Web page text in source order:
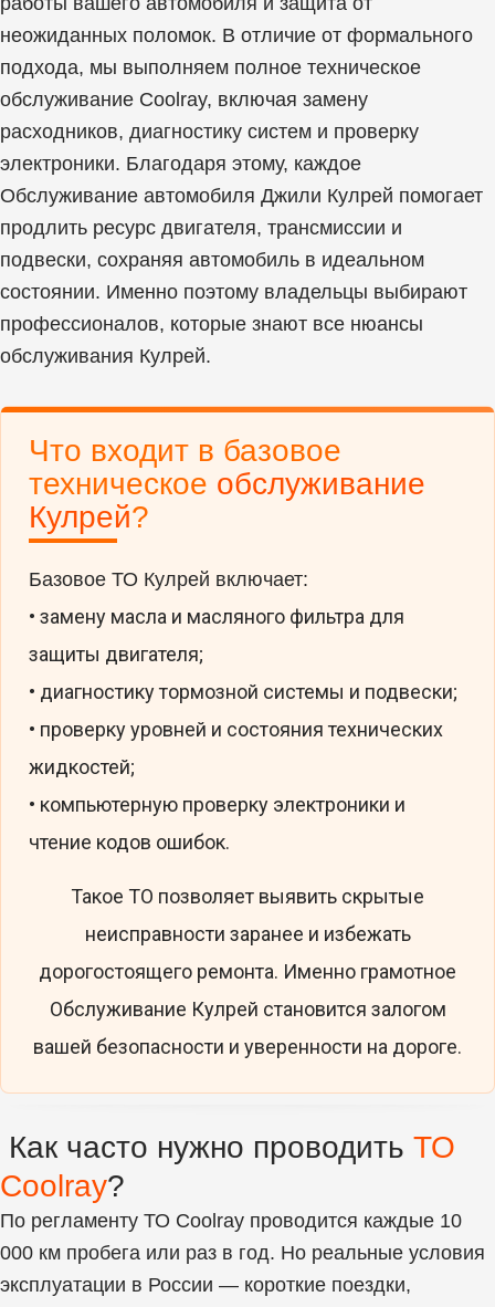
неожиданных поломок. В отличие от формального
подхода, мы выполняем полное техническое
обслуживание Coolray, включая замену
расходников, диагностику систем и проверку
электроники. Благодаря этому, каждое
Обслуживание автомобиля Джили Кулрей помогает
продлить ресурс двигателя, трансмиссии и
подвески, сохраняя автомобиль в идеальном
состоянии. Именно поэтому владельцы выбирают
профессионалов, которые знают все нюансы
обслуживания Кулрей.
Что входит в базовое
техническое обслуживание
Кулрей?
Базовое ТО Кулрей включает:
• замену масла и масляного фильтра для
защиты двигателя;
• диагностику тормозной системы и подвески;
• проверку уровней и состояния технических
жидкостей;
• компьютерную проверку электроники и
чтение кодов ошибок.
Такое ТО позволяет выявить скрытые
неисправности заранее и избежать
дорогостоящего ремонта. Именно грамотное
Обслуживание Кулрей становится залогом
вашей безопасности и уверенности на дороге.
Как часто нужно проводить ТО
Coolray?
По регламенту ТО Coolray проводится каждые 10
000 км пробега или раз в год. Но реальные условия
эксплуатации в России — короткие поездки,